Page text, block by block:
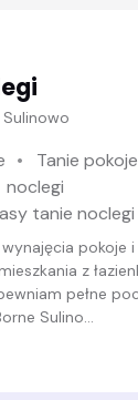
Sulinowo
Tanie
noclegi
tanie noclegi
pokoje i
z
pełne
Sulino...